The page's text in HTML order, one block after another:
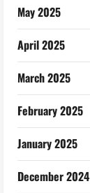
May 2025
April 2025
March 2025
February 2025
January 2025
December 2024